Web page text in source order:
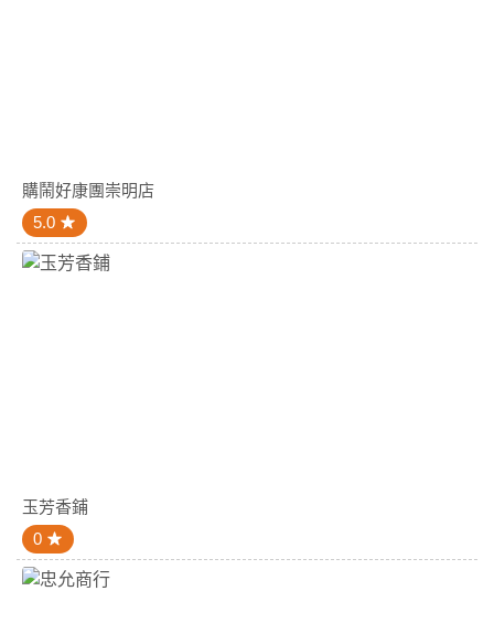
購鬧好康團崇明店
5.0
玉芳香鋪
0